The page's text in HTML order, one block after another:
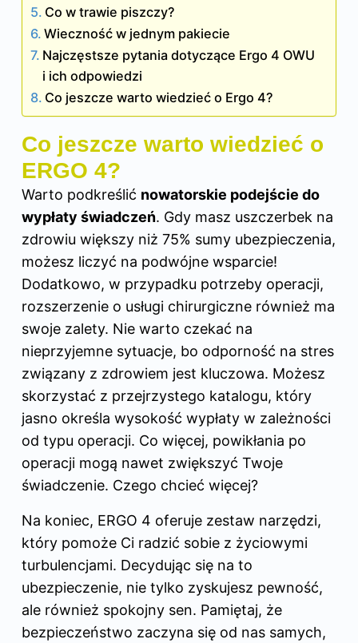
Co w trawie piszczy?
Wieczność w jednym pakiecie
Najczęstsze pytania dotyczące Ergo 4 OWU
i ich odpowiedzi
Co jeszcze warto wiedzieć o Ergo 4?
Co jeszcze warto wiedzieć o
ERGO 4?
Warto podkreślić nowatorskie podejście do
wypłaty świadczeń. Gdy masz uszczerbek na
zdrowiu większy niż 75% sumy ubezpieczenia,
możesz liczyć na podwójne wsparcie!
Dodatkowo, w przypadku potrzeby operacji,
rozszerzenie o usługi chirurgiczne również ma
swoje zalety. Nie warto czekać na
nieprzyjemne sytuacje, bo odporność na stres
związany z zdrowiem jest kluczowa. Możesz
skorzystać z przejrzystego katalogu, który
jasno określa wysokość wypłaty w zależności
od typu operacji. Co więcej, powikłania po
operacji mogą nawet zwiększyć Twoje
świadczenie. Czego chcieć więcej?
Na koniec, ERGO 4 oferuje zestaw narzędzi,
który pomoże Ci radzić sobie z życiowymi
turbulencjami. Decydując się na to
ubezpieczenie, nie tylko zyskujesz pewność,
ale również spokojny sen. Pamiętaj, że
bezpieczeństwo zaczyna się od nas samych,